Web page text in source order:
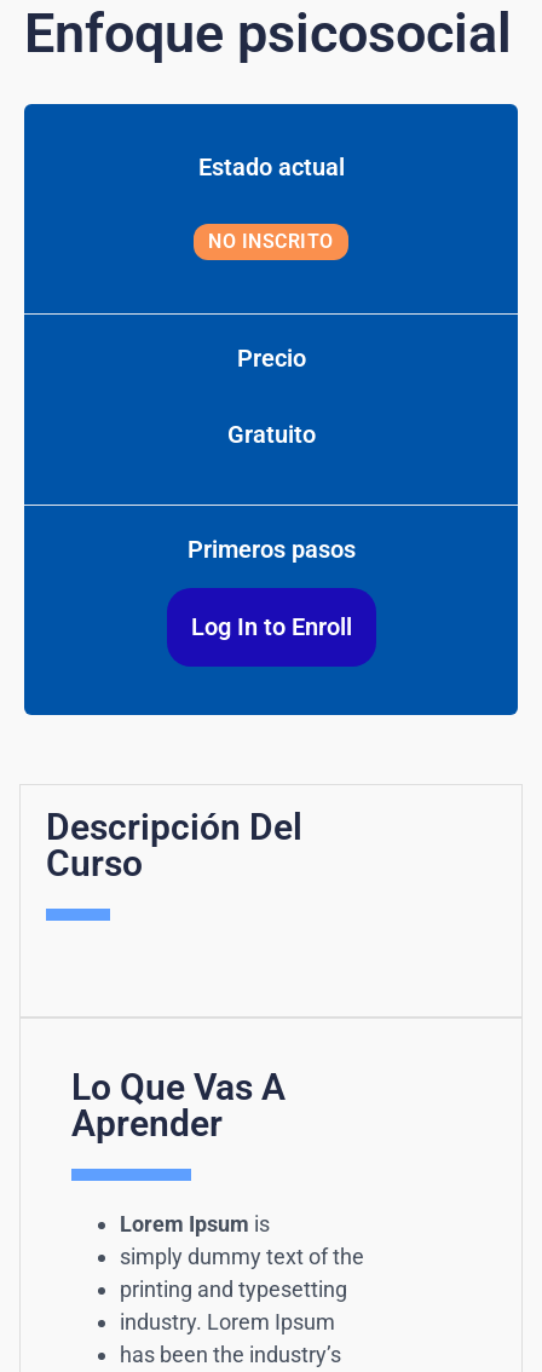
Enfoque psicosocial
Estado actual
NO INSCRITO
Precio
Gratuito
Primeros pasos
Log In to Enroll
Descripción Del
Curso
Lo Que Vas A
Aprender
Lorem Ipsum is
simply dummy text of the
printing and typesetting
industry. Lorem Ipsum
has been the industry’s